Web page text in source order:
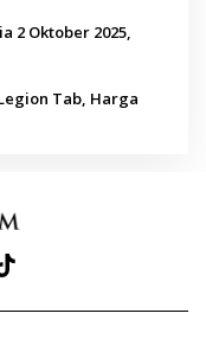
2 Oktober 2025,
Tab, Harga